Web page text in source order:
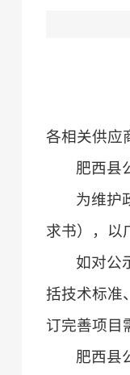
各相关供应
肥西县
为维护
求书），以
如对公
括技术标准
订完善项目
肥西县